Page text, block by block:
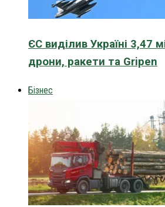
ЄС виділив Україні 3,47
дрони, ракети та Gripen
Бізнес